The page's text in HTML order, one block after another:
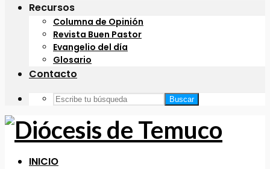
Recursos
Columna de Opinión
Revista Buen Pastor
Evangelio del día
Glosario
Contacto
Buscar
INICIO